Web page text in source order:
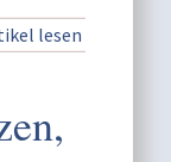
lesen